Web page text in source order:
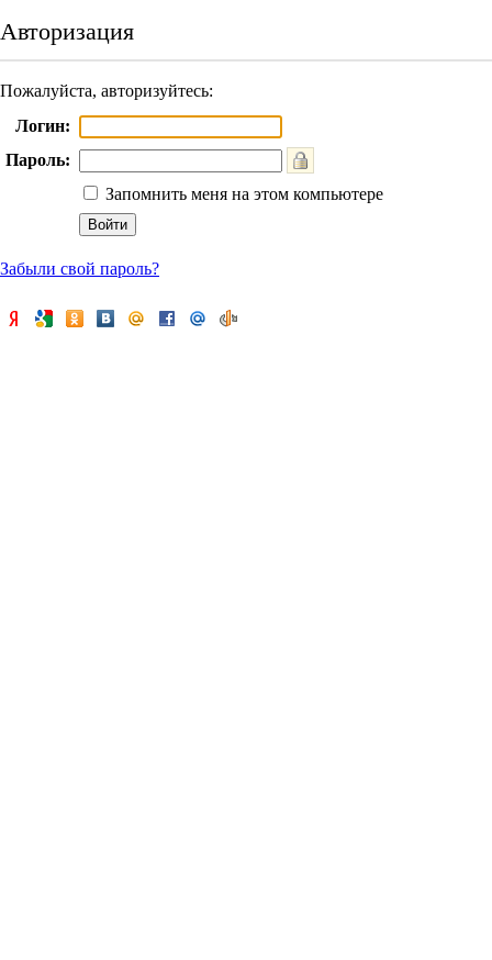
Авторизация
Пожалуйста, авторизуйтесь:
Логин:
Пароль:
Запомнить меня на этом компьютере
Забыли свой пароль?